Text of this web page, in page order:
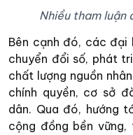
Nhiều tham luận
Bên cạnh đó, các đại
chuyển đổi số, phát
chất lượng nguồn
chính quyền, cơ sở
dân. Qua đó, hướng
cộng đồng bền